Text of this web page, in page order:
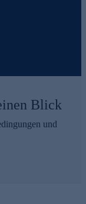
Blick
und